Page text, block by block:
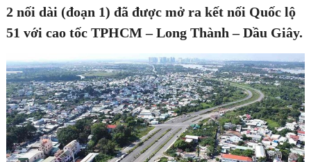
2 nối dài (đoạn 1) đã được mở ra kết nối Quốc lộ
51 với cao tốc TPHCM – Long Thành – Dầu Giây.